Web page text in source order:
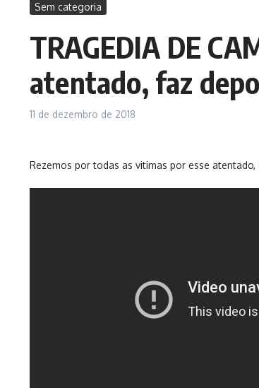
Sem categoria
TRAGEDIA DE
atentado, faz
11 de dezembro de 2018
Rezemos por todas as vitimas por esse